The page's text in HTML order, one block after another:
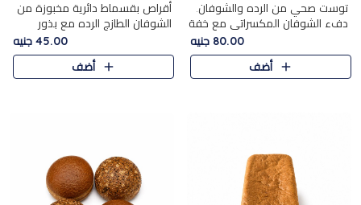
توست صحي من الرده والشوفان.
دفء الشوفان المكسراتي مع خفة
80.00 جنيه
أضف
أقراص بقسماط دائرية مخبوزة من
الشوفان الطازج الرده مع بذور
مختارة. قرمشة الحبوب والبذور،
بداية صحية لكل صباح.
45.00 جنيه
أضف